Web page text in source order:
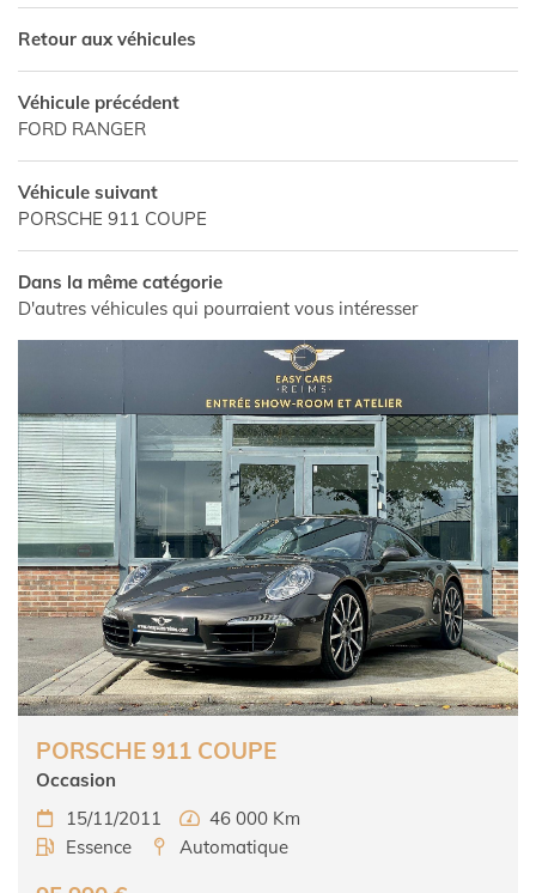
Retour aux véhicules
Véhicule précédent
FORD RANGER
Véhicule suivant
PORSCHE 911 COUPE
Dans la même catégorie
D'autres véhicules qui pourraient vous intéresser
PORSCHE 911 COUPE
Occasion
 15/11/2011  46 000 Km
 Essence  Automatique